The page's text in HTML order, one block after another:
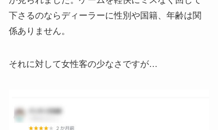
下さるのならディーラーに性別や国籍、年齢は関
係ありません。
それに対して女性客の少なさですが…